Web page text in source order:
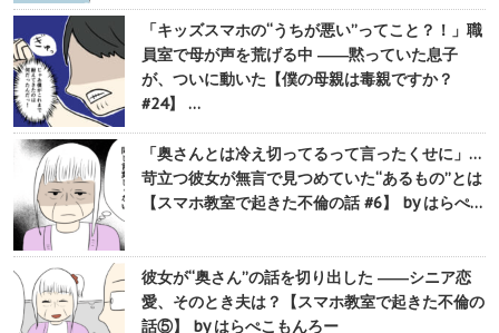
「キッズスマホの“うちが悪い”ってこと？！」職
員室で母が声を荒げる中 ――黙っていた息子
が、ついに動いた【僕の母親は毒親ですか？
#24】 …
「奥さんとは冷え切ってるって言ったくせに」…
苛立つ彼女が無言で見つめていた“あるもの”とは
【スマホ教室で起きた不倫の話 #6】 by はらぺ…
彼女が“奥さん”の話を切り出した ――シニア恋
愛、そのとき夫は？【スマホ教室で起きた不倫の
話⑤】 by はらぺこもんろー